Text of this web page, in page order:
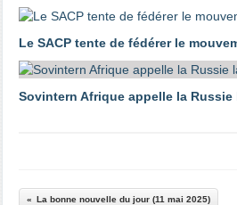
Le SACP tente de fédérer le
Sovintern Afrique appelle la
La bonne nouvelle du jour (11 mai 2025)